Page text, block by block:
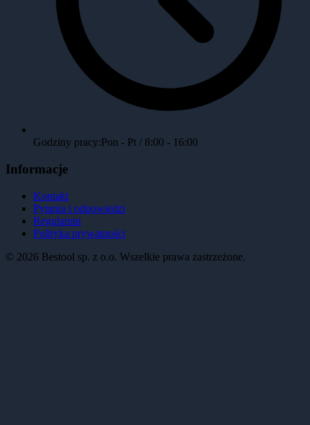
Godziny pracy:Pon - Pt / 8:00 - 16:00
Informacje
Kontakt
Pytania i odpowiedzi
Regulamin
Polityka prywatności
© 2026 Bestool sp. z o.o. Wszelkie prawa zastrzeżone.